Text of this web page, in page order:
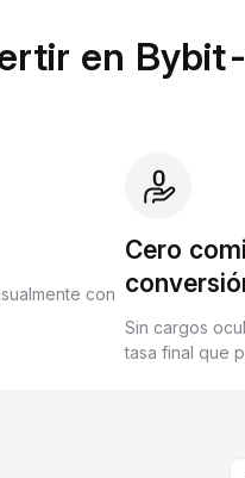
en
con
Cero
Sin cargos
tasa final que